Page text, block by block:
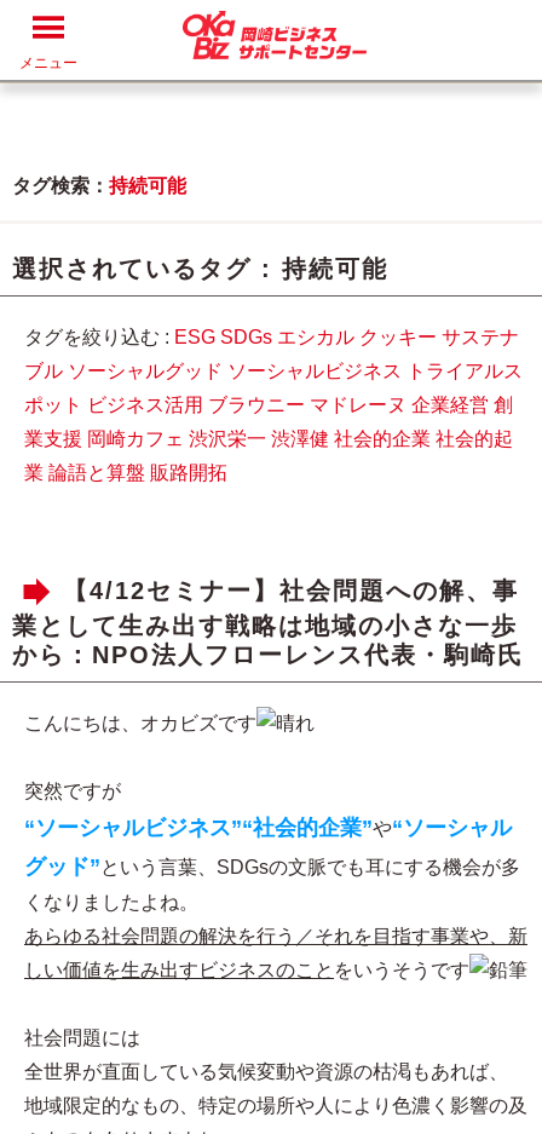
メニュー
タグ検索： 持続可能
選択されているタグ : 持続可能
タグを絞り込む : ESG SDGs エシカル クッキー サステナ
ブル ソーシャルグッド ソーシャルビジネス
トライアルス
ポット
ビジネス活用 ブラウニー マドレーヌ 企業経営 創
業支援 岡崎カフェ 渋沢栄一 渋澤健 社会的企業 社会的起
業 論語と算盤 販路開拓
【4/12セミナー】社会問題への解、事
業として生み出す戦略は地域の小さな一歩
から：NPO法人フローレンス代表・駒崎氏
こんにちは、オカビズです
突然ですが
“ソーシャルビジネス”“社会的企業”や“ソーシャル
グッド”という言葉、SDGsの文脈でも耳にする機会が多
くなりましたよね。
あらゆる社会問題の解決を行う／それを目指す事業や、新
しい価値を生み出すビジネスのこと をいうそうです
社会問題には
全世界が直面している気候変動や資源の枯渇もあれば、
地域限定的なもの、特定の場所や人により色濃く影響の及